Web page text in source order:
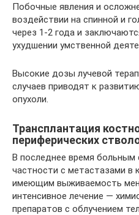
Побочные явления и
воздействии на спинной и
через 1-2 года и
ухудшении умственной
Высокие дозы лучевой
случаев приводят к
опухоли.
Трансплантация
периферических
В последнее время больным
частности с метастазами в
имеющим выживаемость
интенсивное лечение —
препаратов с облучением